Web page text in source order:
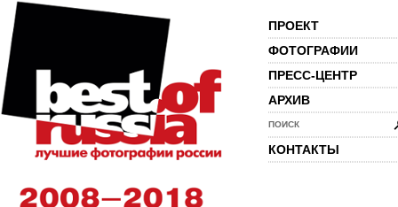
ПРОЕКТ
ФОТОГРАФИИ
ПРЕСС-ЦЕНТР
АРХИВ
ПОИСК
КОНТАКТЫ